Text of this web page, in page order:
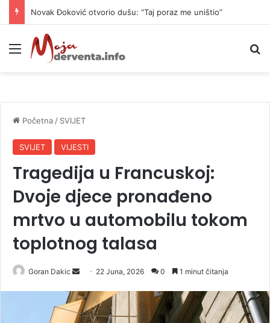
Novak Đoković otvorio dušu: “Taj poraz me uništio”
Meni
Početna / SVIJET
SVIJET VIJESTI
Tragedija u Francuskoj:
Dvoje djece pronađeno
mrtvo u automobilu tokom
toplotnog talasa
Goran Dakic
n
d
22 Juna, 2026 0 1 minut čitanja